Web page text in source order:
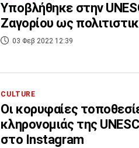
Υποβλήθηκε στην
Ζαγορίου ως
03 Φεβ 2022 12:39
CULTURE
Οι κορυφαίες
κληρονομιάς της
στο Instagram